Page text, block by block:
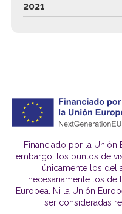
2021
Financiado por la Unión
embargo, los puntos de
únicamente los del
necesariamente los de
Europea. Ni la Unión
ser consideradas